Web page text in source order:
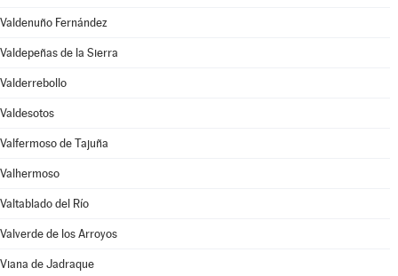
Valdenuño Fernández
Valdepeñas de la Sierra
Valderrebollo
Valdesotos
Valfermoso de Tajuña
Valhermoso
Valtablado del Río
Valverde de los Arroyos
Viana de Jadraque